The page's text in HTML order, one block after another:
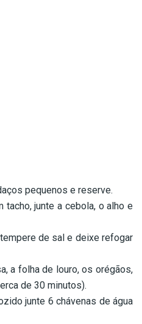
pequenos e reserve.
tacho, junte a cebola, o alho e
de sal e deixe refogar
a folha de louro, os orégãos,
de 30 minutos).
junte 6 chávenas de água